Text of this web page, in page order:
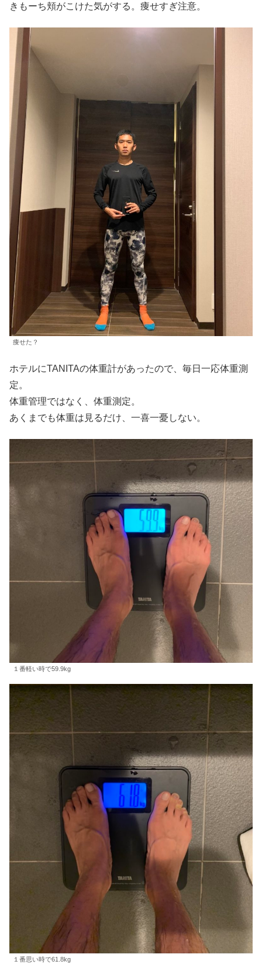
きもーち頬がこけた気がする。痩せすぎ注意。
痩せた？
ホテルにTANITAの体重計があったので、毎日一応体重測
定。
体重管理ではなく、体重測定。
あくまでも体重は見るだけ、一喜一憂しない。
１番軽い時で59.9kg
１番思い時で61.8kg